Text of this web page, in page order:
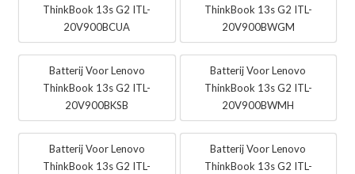
ThinkBook 13s G2 ITL-
20V900BCUA
ThinkBook 13s G2 ITL-
20V900BWGM
Batterij Voor Lenovo
ThinkBook 13s G2 ITL-
20V900BKSB
Batterij Voor Lenovo
ThinkBook 13s G2 ITL-
20V900BWMH
Batterij Voor Lenovo
ThinkBook 13s G2 ITL-
Batterij Voor Lenovo
ThinkBook 13s G2 ITL-